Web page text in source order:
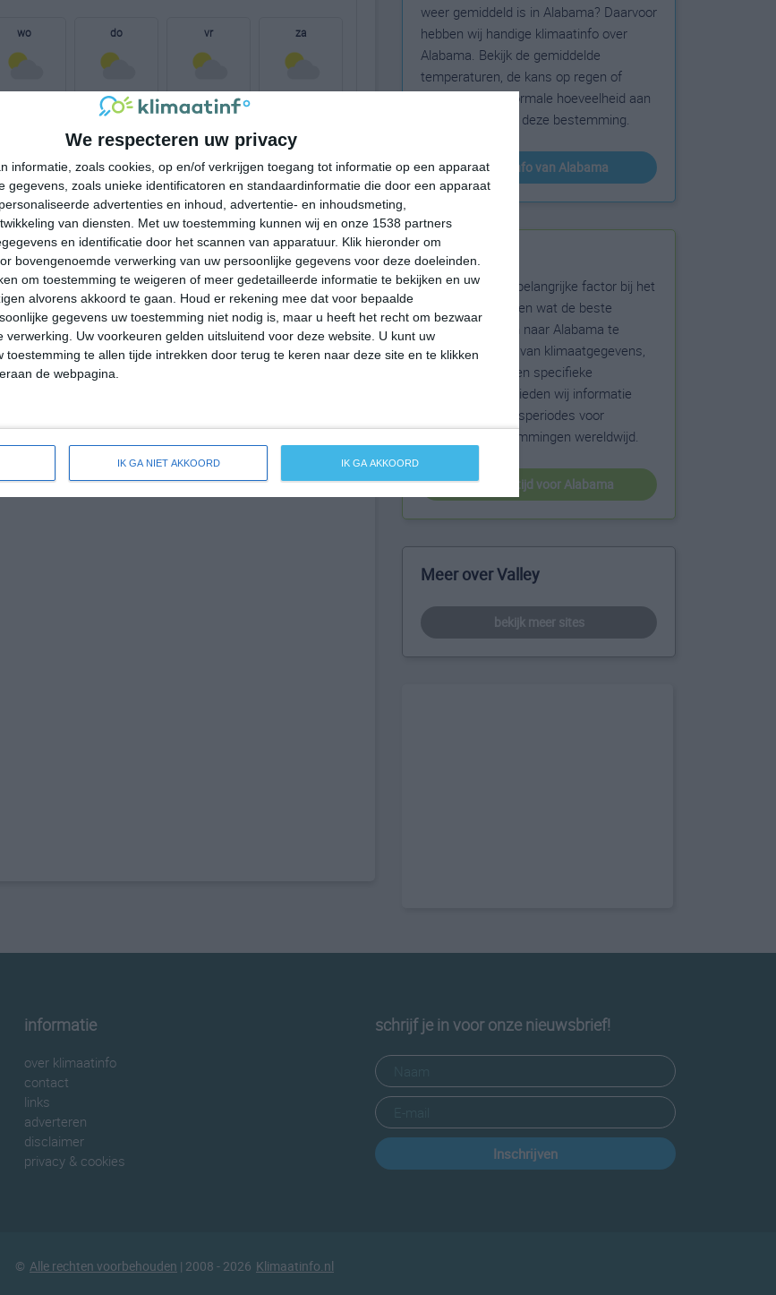
We respecteren uw privacy
informatie, zoals cookies, op en/of verkrijgen toegang tot informatie op een apparaat
gegevens, zoals unieke identificatoren en standaardinformatie die door een apparaat
advertenties en inhoud, advertentie- en inhoudsmeting,
van diensten.
Met uw toestemming kunnen wij en onze 1538 partners
en identificatie door het scannen van apparatuur. Klik hieronder om
bovengenoemde verwerking van uw persoonlijke gegevens voor deze doeleinden.
om toestemming te weigeren of meer gedetailleerde informatie te bekijken en uw
alvorens akkoord te gaan.
Houd er rekening mee dat voor bepaalde
gegevens uw toestemming niet nodig is, maar u heeft het recht om bezwaar
verwerking. Uw voorkeuren gelden uitsluitend voor deze website. U kunt uw
toestemming te allen tijde intrekken door terug te keren naar deze site en te klikken
de webpagina.
IK GA NIET AKKOORD IK GA AKKOORD
wo do
33° 23°
vr
23°
za
32°C 30°C 26°C 24°C
16:00 19:00 22:00 01:00
16:00 19:00 22:00 01:00
Z 1 Z 1 W 1 Z 1
16:00
voor Valley
weer gemiddeld is in Alabama? Daarvoor
hebben wij handige klimaatinfo over
Alabama. Bekijk de gemiddelde
temperaturen, de kans op regen of
sneeuw en de normale hoeveelheid aan
zonneschijn voor deze bestemming.
klimaatinfo van Alabama
Beste reistijd
Het weer is een belangrijke factor bij het
reizen. Wil je weten wat de beste
maanden zijn om naar Alabama te
reizen? Op basis van klimaatgegevens,
weersextremen en specifieke
weerinformatie bieden wij informatie
over de beste reisperiodes voor
duizenden bestemmingen wereldwijd.
beste reistijd voor Alabama
Meer over Valley
bekijk meer sites
informatie
over klimaatinfo
contact
links
adverteren
disclaimer
privacy & cookies
schrijf je in voor onze nieuwsbrief!
Inschrijven
© Alle rechten voorbehouden | 2008 - 2026 Klimaatinfo.nl